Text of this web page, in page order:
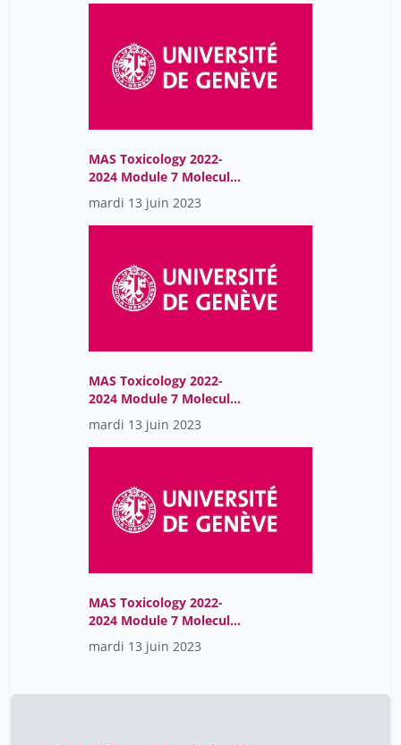
MAS Toxicology 2022-
2024 Module 7 Molecular
Endocrinology
mardi 13 juin 2023
MAS Toxicology 2022-
2024 Module 7 Molecular
Endocrinology
mardi 13 juin 2023
MAS Toxicology 2022-
2024 Module 7 Molecular
Endocrinology
mardi 13 juin 2023